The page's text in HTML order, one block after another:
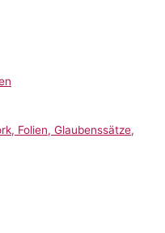
Folien, Glaubenssätze,